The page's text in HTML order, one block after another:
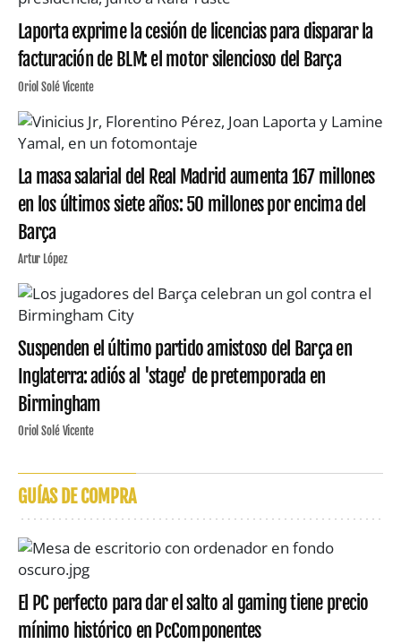
Laporta exprime la cesión de licencias para disparar la
facturación de BLM: el motor silencioso del Barça
Oriol Solé Vicente
La masa salarial del Real Madrid aumenta 167 millones
en los últimos siete años: 50 millones por encima del
Barça
Artur López
Suspenden el último partido amistoso del Barça en
Inglaterra: adiós al 'stage' de pretemporada en
Birmingham
Oriol Solé Vicente
GUÍAS DE COMPRA
El PC perfecto para dar el salto al gaming tiene precio
mínimo histórico en PcComponentes